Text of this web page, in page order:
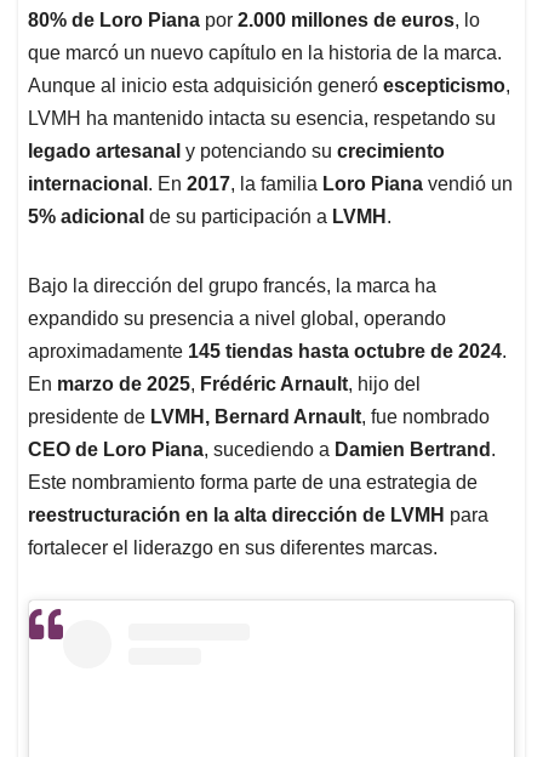
80% de Loro Piana por 2.000 millones de euros, lo
que marcó un nuevo capítulo en la historia de la marca.
Aunque al inicio esta adquisición generó escepticismo,
LVMH ha mantenido intacta su esencia, respetando su
legado artesanal y potenciando su crecimiento
internacional . En 2017, la familia Loro Piana vendió un
5% adicional de su participación a LVMH .
Bajo la dirección del grupo francés, la marca ha
expandido su presencia a nivel global, operando
aproximadamente 145 tiendas hasta octubre de 2024.
En marzo de 2025, Frédéric Arnault, hijo del
presidente de LVMH, Bernard Arnault, fue nombrado
CEO de Loro Piana, sucediendo a Damien Bertrand .
Este nombramiento forma parte de una estrategia de
reestructuración en la alta dirección de LVMH para
fortalecer el liderazgo en sus diferentes marcas.